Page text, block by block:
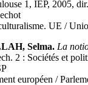
1, IEP, 2005,
UE /
Selma. La
2 : Sociétés et
européen /